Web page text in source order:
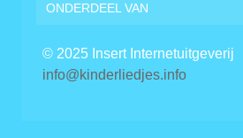
ONDERDEEL VAN
© 2025 Insert Internetuitgeverij
info@kinderliedjes.info